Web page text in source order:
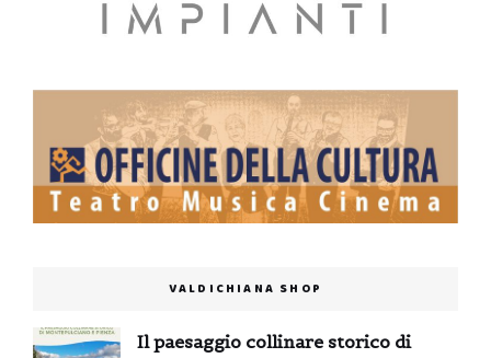
VALDICHIANA SHOP
Il paesaggio collinare storico di